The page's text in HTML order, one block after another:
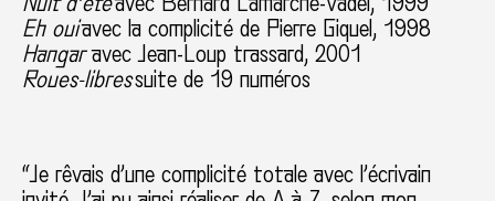
Eh ouiavec la complicité de Pierre Giquel, 1998
Hangaravec Jean-Loup trassard, 2001
Roues-libressuite de 19 numéros
“Je rêvais d’une complicité totale avec l’écrivain